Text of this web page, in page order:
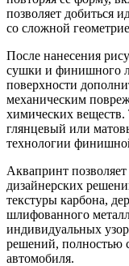
позволяет добиться
со сложной
После нанесения
сушки и финишного
поверхности
механическим
химических веществ.
глянцевый или
технологии
Аквапринт
дизайнерских
текстуры карбона,
шлифованного
индивидуальных
решений, полностью
автомобиля.